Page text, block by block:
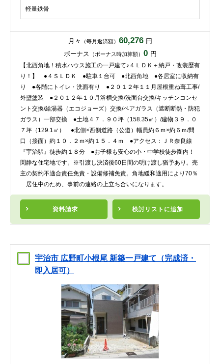
軽量鉄骨
月々 （毎月返済額） 60,276 円
ボーナス （ボーナス時加算額） 0 円
資料請求 検討リスト に追加
【北西角地！積水ハウス施工の一戸建て♪４ＬＤＫ＋納戸・改装歴有
り！】 ●４ＳＬＤＫ ●駐車１台可 ●北西角地 ●各居室に収納有
り ●各階にトイレ・洗面有り ●２０１２年１１月屋根重ね葺工事/
外壁塗装 ●２０１２年１０月浴槽交換/洗面台交換/キッチンコンセ
ント交換/給湯器（エコジョーズ）交換/ペアガラス（遮断断熱・防犯
ガラス）一部交換 ●土地４７．９０坪（158.35㎡）/建物３９．０
７坪（129.1㎡） ●北側×西側道路（公道）幅員約６ｍ×約６ｍ/間
口（接面）約１０．２ｍ×約１５．４ｍ ●アクセス：ＪＲ奈良線
『宇治駅』徒歩約１８分 ●お子様も安心の小・中学校徒歩圏内！
閑静な住宅地です。※引渡し決済後60日間の明け渡し猶予あり。売
主の契約不適合責任免責・設備修補免責。角地緩和適用により70％
居住中のため、事前の連絡の上立ち合いになります。
宇治市 広野町小根尾 新築一戸建て（完成済・
即入居可）